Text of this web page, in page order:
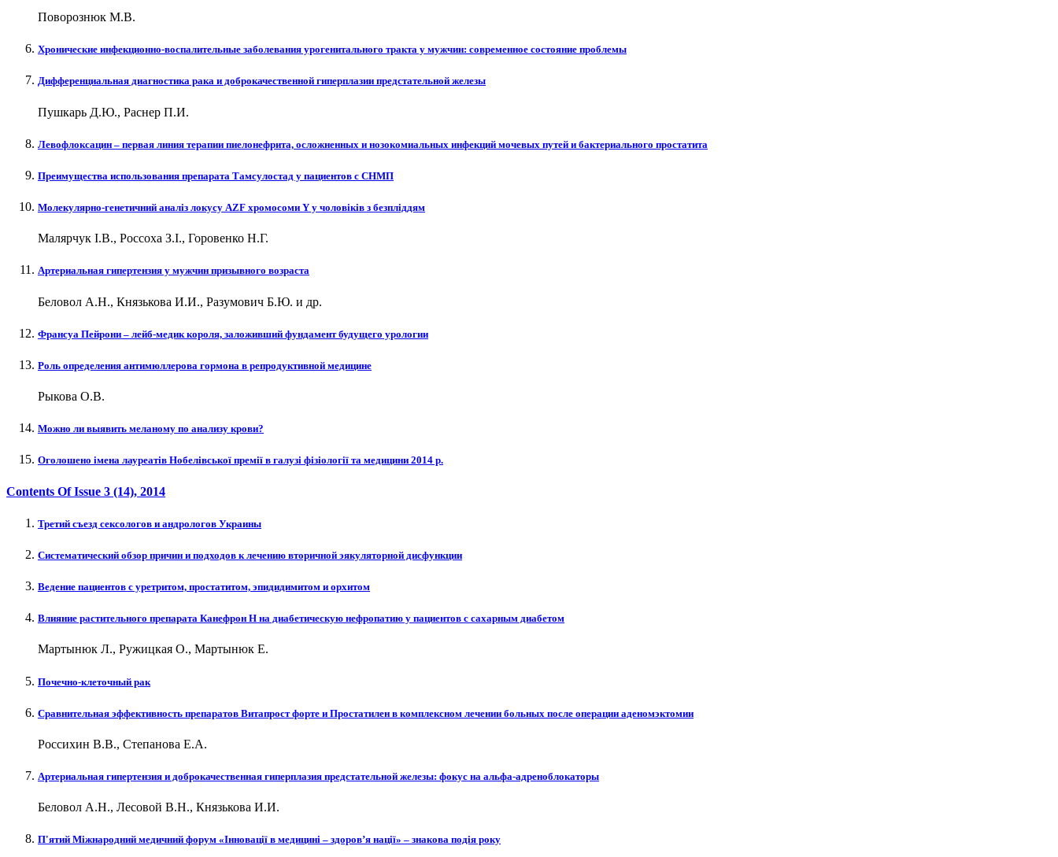
Поворознюк М.В.
Хронические инфекционно-воспалительные заболевания урогенитального тракта у мужчин: современное состояние проблемы
Дифференциальная диагностика рака и доброкачественной гиперплазии предстательной железы
Пушкарь Д.Ю., Раснер П.И.
Левофлоксацин – первая линия терапии пиелонефрита, осложненных и нозокомиальных инфекций мочевых путей и бактериального простатита
Преимущества использования препарата Тамсулостад у пациентов с СНМП
Молекулярно-генетичний аналіз локусу AZF хромосоми Y у чоловіків з безпліддям
Малярчук І.В., Россоха З.І., Горовенко Н.Г.
Артериальная гипертензия у мужчин призывного возраста
Беловол А.Н., Князькова И.И., Разумович Б.Ю. и др.
Франсуа Пейрони – лейб-медик короля, заложивший фундамент будущего урологии
Роль определения антимюллерова гормона в репродуктивной медицине
Рыкова О.В.
Можно ли выявить меланому по анализу крови?
Оголошено імена лауреатів Нобелівської премії в галузі фізіології та медицини 2014 р.
Contents Of Issue 3 (14), 2014
Третий съезд сексологов и андрологов Украины
Систематический обзор причин и подходов к лечению вторичной эякуляторной дисфункции
Ведение пациентов с уретритом, простатитом, эпидидимитом и орхитом
Влияние растительного препарата Канефрон Н на диабетическую нефропатию у пациентов с сахарным диабетом
Мартынюк Л., Ружицкая О., Мартынюк Е.
Почечно-клеточный рак
Сравнительная эффективность препаратов Витапрост форте и Простатилен в комплексном лечении больных после операции аденомэктомии
Россихин В.В., Степанова Е.А.
Артериальная гипертензия и доброкачественная гиперплазия предстательной железы: фокус на альфа-адреноблокаторы
Беловол А.Н., Лесовой В.Н., Князькова И.И.
П'ятий Міжнародний медичний форум «Інновації в медицині – здоров’я нації» – знакова подія року